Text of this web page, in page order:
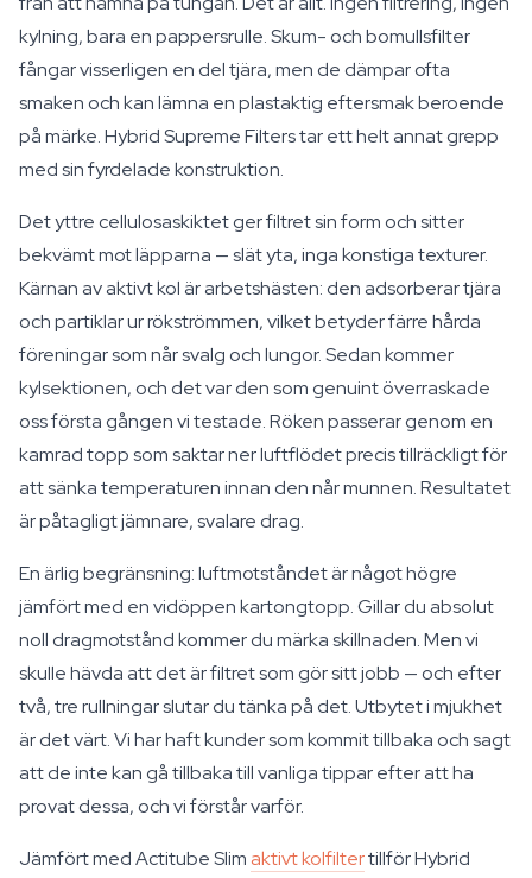
kylning, bara en pappersrulle. Skum- och bomullsfilter
fångar visserligen en del tjära, men de dämpar ofta
smaken och kan lämna en plastaktig eftersmak beroende
på märke. Hybrid Supreme Filters tar ett helt annat grepp
med sin fyrdelade konstruktion.
Det yttre cellulosaskiktet ger filtret sin form och sitter
bekvämt mot läpparna — slät yta, inga konstiga texturer.
Kärnan av aktivt kol är arbetshästen: den adsorberar tjära
och partiklar ur rökströmmen, vilket betyder färre hårda
föreningar som når svalg och lungor. Sedan kommer
kylsektionen, och det var den som genuint överraskade
oss första gången vi testade. Röken passerar genom en
kamrad topp som saktar ner luftflödet precis tillräckligt för
att sänka temperaturen innan den når munnen. Resultatet
är påtagligt jämnare, svalare drag.
En ärlig begränsning: luftmotståndet är något högre
jämfört med en vidöppen kartongtopp. Gillar du absolut
noll dragmotstånd kommer du märka skillnaden. Men vi
skulle hävda att det är filtret som gör sitt jobb — och efter
två, tre rullningar slutar du tänka på det. Utbytet i mjukhet
är det värt. Vi har haft kunder som kommit tillbaka och sagt
att de inte kan gå tillbaka till vanliga tippar efter att ha
provat dessa, och vi förstår varför.
Jämfört med Actitube Slim aktivt kolfiltertillför Hybrid